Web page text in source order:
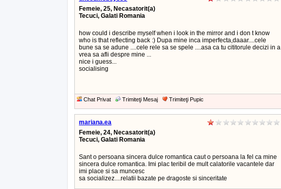
Femeie, 25, Necasatorit(a)
Tecuci, Galati Romania
how could i describe myself when i look in the mirror and i don t know
who is that reflecting back :) Dupa mine inca imperfecta,daaar....cele
bune sa se adune ....cele rele sa se spele ....asa ca tu cititorule decizi in a
vrea sa afli despre mine ...
nice i guess...
socialising
Chat Privat Trimiteţi Mesaj Trimiteţi Pupic
mariana.ea
Femeie, 24, Necasatorit(a)
Tecuci, Galati Romania
Sant o persoana sincera dulce romantica caut o persoana la fel ca mine
sincera dulce romantica. Imi plac teribil de mult calatorile vacantele dar
imi place si sa muncesc
sa socializez....relatii bazate pe dragoste si sinceritate